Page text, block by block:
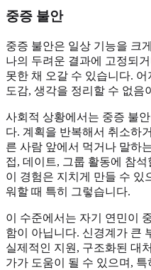
중증 불안
중증 불안은 일상 기능을 크
나의 두려운 결과에 고정되
못한 채 오갈 수 있습니다.
도감, 생각을 정리할 수 없음
사회적 상황에서는 중증 불
다. 계획을 반복해서 취소하
른 사람 앞에서 먹거나 말하
접, 데이트, 그룹 활동에 참
이 경험은 지치게 만들 수 있
워할 때 특히 그렇습니다.
이 수준에서는 자기 연민이
함이 아닙니다. 신경계가 큰
실제적인 지원, 구조화된 대
가가 도움이 될 수 있으며,